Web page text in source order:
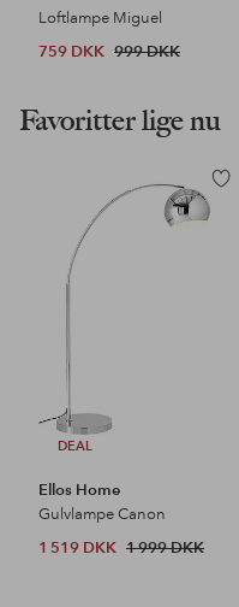
Loftlampe Miguel
759 DKK 999 DKK
Favoritter lige nu
DEAL
Tilføj
til
Ellos Home
Gulvlampe Canon
1 519 DKK 1 999 DKK